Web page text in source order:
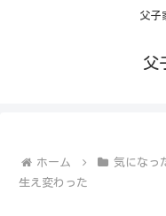
父子
父
ホーム 気になっ
生え変わった